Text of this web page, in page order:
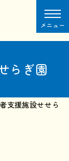
メニュー
らぎ園
支援施設せせら